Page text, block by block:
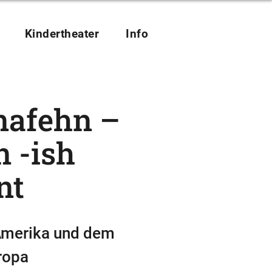
Kindertheater Info
–
-ish
und dem